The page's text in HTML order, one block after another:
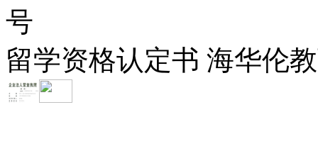
号
留学资格认定书 海华伦